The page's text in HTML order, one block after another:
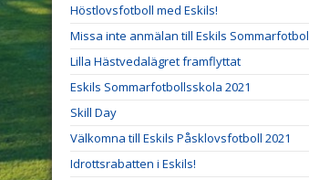
Höstlovsfotboll med Eskils!
Missa inte anmälan till Eskils
Lilla Hästvedalägret framflyttat
Eskils Sommarfotbollsskola 2021
Skill Day
Välkomna till Eskils Påsklovsfotboll 2021
Idrottsrabatten i Eskils!